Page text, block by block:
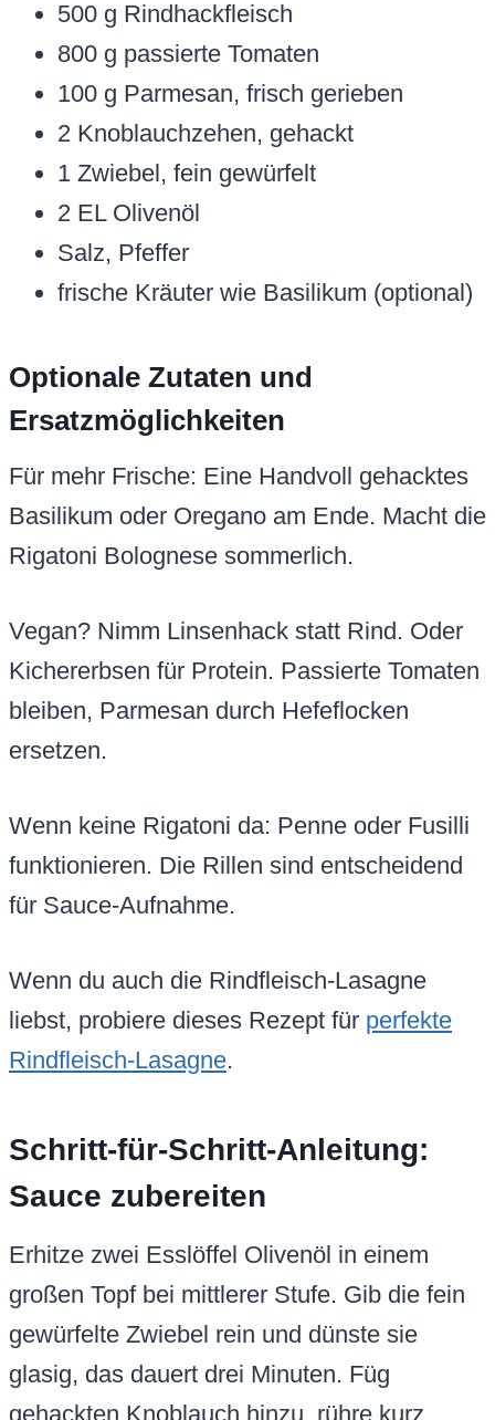
500 g Rindhackfleisch
800 g passierte Tomaten
100 g Parmesan, frisch gerieben
2 Knoblauchzehen, gehackt
1 Zwiebel, fein gewürfelt
2 EL Olivenöl
Salz, Pfeffer
frische Kräuter wie Basilikum (optional)
Optionale Zutaten und
Ersatzmöglichkeiten
Für mehr Frische: Eine Handvoll gehacktes
Basilikum oder Oregano am Ende. Macht die
Rigatoni Bolognese sommerlich.
Vegan? Nimm Linsenhack statt Rind. Oder
Kichererbsen für Protein. Passierte Tomaten
bleiben, Parmesan durch Hefeflocken
ersetzen.
Wenn keine Rigatoni da: Penne oder Fusilli
funktionieren. Die Rillen sind entscheidend
für Sauce-Aufnahme.
Wenn du auch die Rindfleisch-Lasagne
liebst, probiere dieses Rezept für perfekte
Rindfleisch-Lasagne.
Schritt-für-Schritt-Anleitung:
Sauce zubereiten
Erhitze zwei Esslöffel Olivenöl in einem
großen Topf bei mittlerer Stufe. Gib die fein
gewürfelte Zwiebel rein und dünste sie
glasig, das dauert drei Minuten. Füg
gehackten Knoblauch hinzu, rühre kurz,